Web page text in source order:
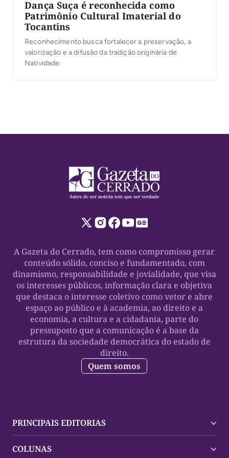
Dança Suça é reconhecida como
Patrimônio Cultural Imaterial do
Tocantins
Reconhecimento busca fortalecer a preservação, a
valorização e a difusão da tradição originária de
Natividade.
A Gazeta do Cerrado, tem como compromisso gerar
conteúdo sólido, conciso e fundamentado, com
dinamismo, responsabilidade e jovialidade, que visa
os interesses públicos, informação clara e objetiva
que destaca o interesse coletivo como vetor e abre
espaço ao público e à academia, ao direito e a
economia, a cultura e a cidadania, parte do
pressuposto que a comunicação é a base da
estrutura da sociedade democrática do estado de
direito.
Quem somos
PRINCIPAIS EDITORIAS
Palmas
COLUNAS